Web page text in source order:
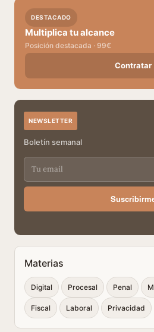
DESTACADO
Multiplica tu alcance
Posición destacada · 99€
Contratar
NEWSLETTER
Boletín semanal
Materias
Digital Procesal Penal
Fiscal Laboral Privacidad